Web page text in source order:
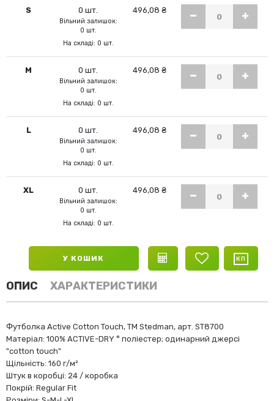
S 0 шт.
Вільний залишок:
0 шт.
На складі: 0 шт.
496,08 ₴
M 0 шт.
Вільний залишок:
0 шт.
На складі: 0 шт.
496,08 ₴
L 0 шт.
Вільний залишок:
0 шт.
На складі: 0 шт.
496,08 ₴
XL 0 шт.
Вільний залишок:
0 шт.
На складі: 0 шт.
496,08 ₴
У КОШИК
ОПИС ХАРАКТЕРИСТИКИ
Футболка Active Cotton Touch, ТМ Stedman, арт. ST8700
Матеріал: 100% ACTIVE-DRY ° поліестер; одинарний джерсі
"cotton touch"
Щільність: 160 г/м²
Штук в коробці: 24 / коробка
Покрій: Regular Fit